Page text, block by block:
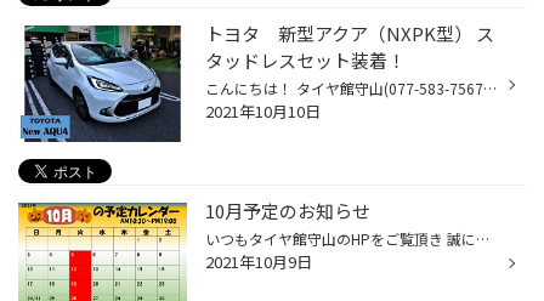
トヨタ 新型アクア（NXPK型） ス
タッドレスセット装着！
こんにちは！ タイヤ館守山(077-583-7567) 日記担当ゆあさです！ 本日も暖かいですね！ 10月に入り、ちらほらとスタッドレスのお話が 多くなってきております！ さて、先日スタッドレスタイヤをお取り付けしたお客様のご紹介です！ お車は「トヨタ 新型アクア」タイヤ館守山初入庫の新型車です！ ヘ...
2021年10月10日
10月予定のお知らせ
いつもタイヤ館守山のHPをご覧頂き 誠にありがとうございます。 10月となりました！ 10月の定休日のお知らせを致します！ 今冬はどうやら寒い冬になりそうです( 一一) いつもより早めに冬の準備を進めたほうが いいかもしれませんね((+_+)) こちらの記事をご参考にお読みください！ ※気象庁HPより ...
2021年10月9日